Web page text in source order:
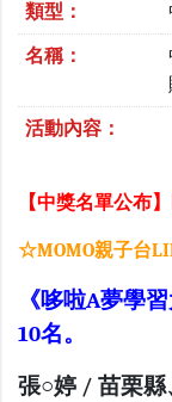
類型：
名稱：
活動內容：
【中獎名單公布
☆MOMO親子台
《哆啦A夢學
10名。
張○婷 / 苗栗